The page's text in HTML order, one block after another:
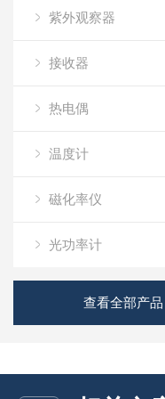
紫外观察器
接收器
热电偶
温度计
磁化率仪
光功率计
查看全部产